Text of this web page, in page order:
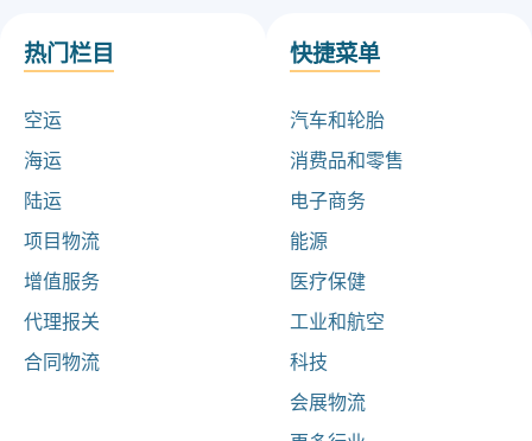
热门栏目
空运
海运
陆运
项目物流
增值服务
代理报关
合同物流
快捷菜单
汽车和轮胎
消费品和零售
电子商务
能源
医疗保健
工业和航空
科技
会展物流